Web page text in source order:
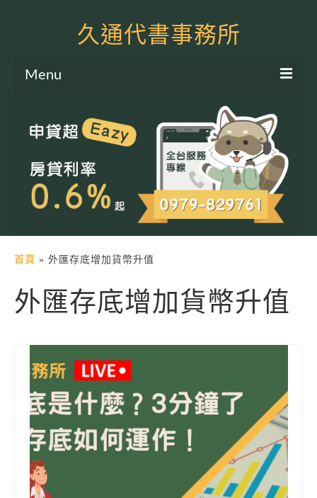
久通代書事務所
Menu
土地二胎申貸
房屋二胎申貸
軍公教貸款
土地貸款
房屋貸款
信用貸款
代書貸款
精選知識
銀行貸款
其他貸款
久通專欄
首頁 » 外匯存底增加貨幣升值
外匯存底增加貨幣升值